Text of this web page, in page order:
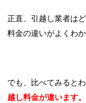
正直、引越し業者は
料金の違いがよくわ
でも、比べてみるとわ
越し料金が違います。